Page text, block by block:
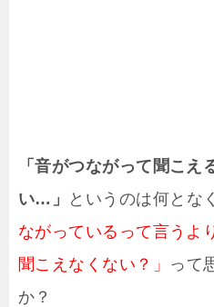
「音がつながって聞こえ
い…」
というのは何とな
ながっているって言うよ
聞こえなくない？」 って
か？